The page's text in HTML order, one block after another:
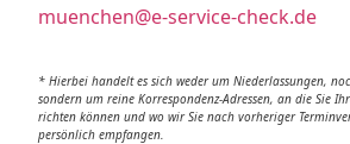
muenchen@e-service-check.de
* Hierbei handelt es sich weder um Niederlassungen,
sondern um reine Korrespondenz-Adressen, an die Sie
richten können und wo wir Sie nach vorheriger
persönlich empfangen.